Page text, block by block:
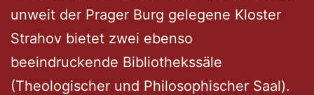
unweit der Prager Burg gelegene Kloster
Strahov bietet zwei ebenso
beeindruckende Bibliothekssäle
(Theologischer und Philosophischer Saal).